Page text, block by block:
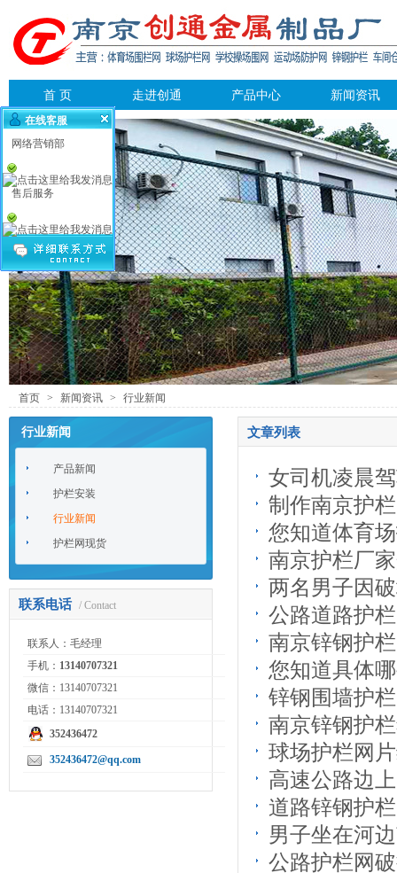
首 页 走进创通 产品中心 新闻资讯
首页 > 新闻资讯 > 行业新闻
行业新闻
产品新闻
护栏安装
行业新闻
护栏网现货
联系电话 / Contact
联系人：毛经理
手机： 13140707321
微信：13140707321
电话：13140707321
352436472
352436472@qq.com
文章列表
女司机凌晨
制作南京护
您知道体育
南京护栏厂
两名男子因
公路道路护
南京锌钢护
您知道具体
锌钢围墙护
南京锌钢护
球场护栏网
高速公路边
道路锌钢护
男子坐在河
公路护栏网
在线客服
网络营销部
售后服务